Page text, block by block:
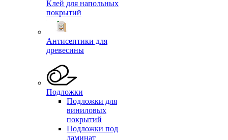
Клей для напольных
покрытий
Антисептики для
древесины
Подложки
Подложки для
виниловых
покрытий
Подложки под
ламинат